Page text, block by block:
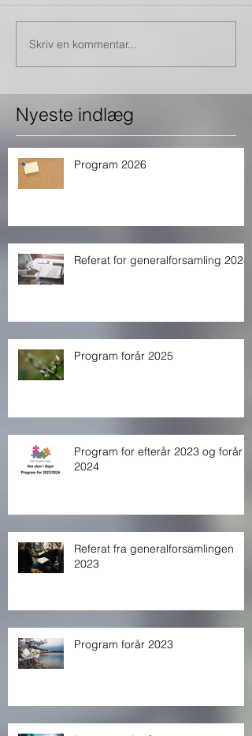
Skriv en kommentar...
Nyeste indlæg
Program 2026
Referat for generalforsamling 2024
Program forår 2025
Program for efterår 2023 og forår
2024
Referat fra generalforsamlingen
2023
Program forår 2023